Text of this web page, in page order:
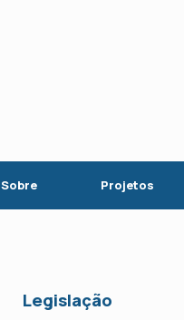
Sobre Projetos
Legislação